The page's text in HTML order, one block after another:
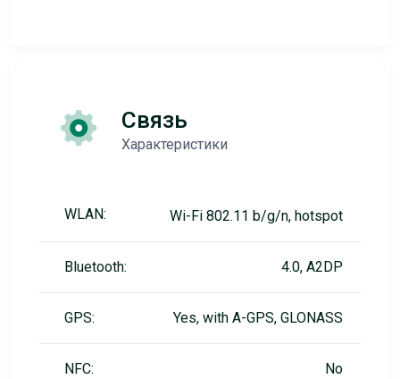
Связь
Характеристики
WLAN: Wi-Fi 802.11 b/g/n, hotspot
Bluetooth: 4.0, A2DP
GPS: Yes, with A-GPS, GLONASS
NFC: No